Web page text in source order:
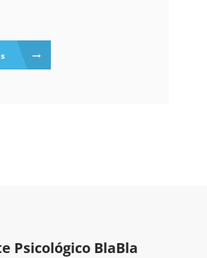
Psicológico BlaBla